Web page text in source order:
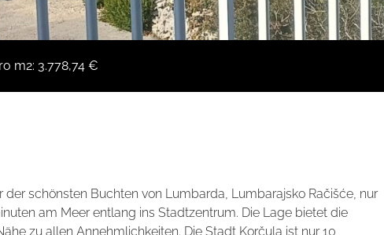
m2: 3.778,74 €
schönsten Buchten von Lumbarda, Lumbarajsko Račišće, nur
am Meer entlang ins Stadtzentrum. Die Lage bietet die
zu allen Annehmlichkeiten. Die Stadt Korčula ist nur 10